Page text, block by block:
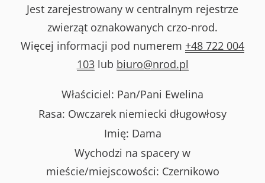
Jest zarejestrowany w centralnym rejestrze
zwierząt oznakowanych crzo-nrod.
Więcej informacji pod numerem +48 722 004
103lub biuro@nrod.pl
Właściciel: Pan/Pani Ewelina
Rasa: Owczarek niemiecki długowłosy
Imię: Dama
Wychodzi na spacery w
mieście/miejscowości: Czernikowo